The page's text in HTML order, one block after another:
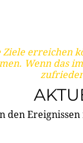
erreichen
Wenn
den